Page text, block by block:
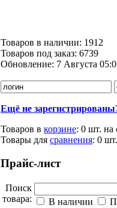
Товаров в наличии: 1912
Товаров под заказ: 6739
Обновление: 7 Августа
Ещё не
Товаров в корзине: 0 шт. на
Товары для сравнения: 0 шт.
Прайс-лист
Поиск
товара:
В наличии